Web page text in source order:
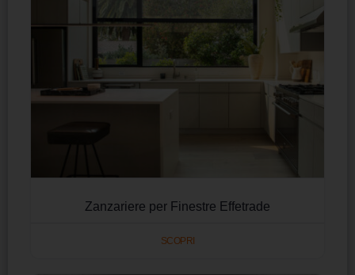
Zanzariere per Finestre Effetrade
SCOPRI